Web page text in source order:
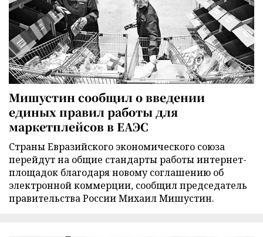
Мишустин сообщил о введении
единых правил работы для
маркетплейсов в ЕАЭС
Страны Евразийского экономического союза
перейдут на общие стандарты работы интернет-
площадок благодаря новому соглашению об
электронной коммерции, сообщил председатель
правительства России Михаил Мишустин.